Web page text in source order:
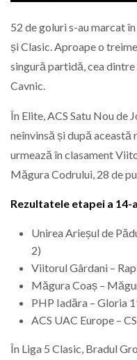
52 de goluri s-au marcat
și Clasic. Aproape o
singură partidă, cea
Cavnic.
În Elite, ACS Satu Nou de
neînvinsă și după această
urmează în clasament
Măgura Codrului, 28 de
Rezultatele etapei a 14-
Unirea Arieșul de
2)
Viitorul Gârdani –
Măgura Coaș –
PHP Iadăra – Gloria
ACS UAC Europe –
În Liga 5 Clasic, Bradul